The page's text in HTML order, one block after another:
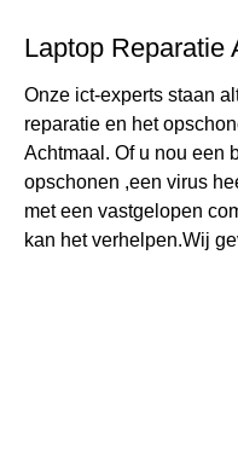
Laptop Reparatie
Onze ict-experts staan
reparatie en het
Achtmaal. Of u nou een
opschonen ,een virus
met een vastgelopen
kan het verhelpen.Wij